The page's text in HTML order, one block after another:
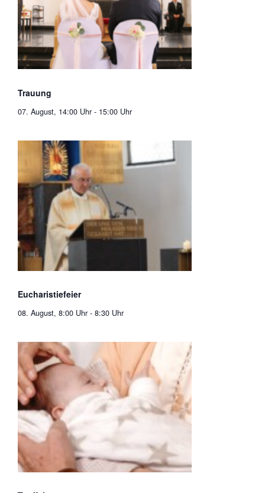
Trauung
07. August, 14:00 Uhr - 15:00 Uhr
Eucharistiefeier
08. August, 8:00 Uhr - 8:30 Uhr